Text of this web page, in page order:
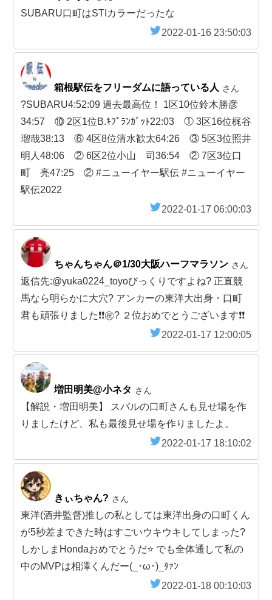
SUBARU口町はSTIカラーだったな
2022-01-16 23:50:03
箱根駅伝をフリーダムに語っている人 さん
?SUBARU4:52:09 過去最高位！ 1区10位鈴木勝彦
34:57 ⑩ 2区1位B.ｷﾌﾟﾗﾝｶﾞｯﾄ22:03 ① 3区16位梶谷
瑠哉38:13 ⑥ 4区8位清水歓太64:26 ③ 5区3位照井
明人48:06 ② 6区2位小山 司36:54 ② 7区3位口
町 亮47:25 ② #ニューイヤー駅伝 #ニューイヤー
駅伝2022
2022-01-17 06:00:03
ちゃんちゃん＠1/30大阪ハーフマラソン さん
返信先:@yuka0224_toyoびっくりですよね? 正直競
馬なら明らかに大穴? アンカーの東洋大出身・口町
君も頑張りました❗️❗️㊗️? ２位おめでとうございます❗️❗️
2022-01-17 12:00:05
増田明美@小ネタ さん
【解説・増田明美】 スバルの口町さんも見せ場を作
りましたけど、私も最後見せ場を作りましたよ。
2022-01-17 18:10:02
きぃちゃん? さん
東洋(酒井監督)推しの私としては東洋出身の口町くん
が5秒差まできた時はすごいウキウキしてしまった?
しかしまHondaおめでとうだ⭐️ でも全体通して私の
中のMVPは相澤くんだー(_･ω･)_ﾀｧﾝ
2022-01-18 00:10:03